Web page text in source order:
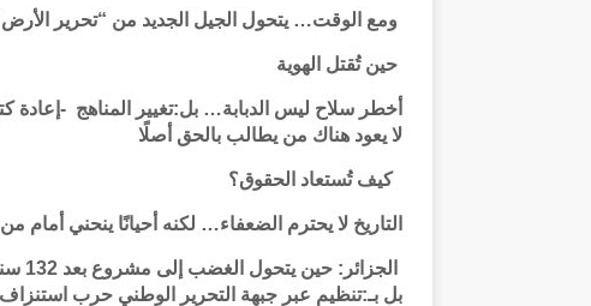
ومع الوقت… يتحول الجيل الجديد من “تحرير
حين تُقتل الهوية
أخطر سلاح ليس الدبابة… بل:تغيير المناهج -إعادة
لا يعود هناك من يطالب بالحق أصلًا
كيف تُستعاد الحقوق؟
التاريخ لا يحترم الضعفاء… لكنه أحيانًا ينحني أمام
بل بـ:تنظيم عبر جبهة التحرير الوطني حرب استنزاف